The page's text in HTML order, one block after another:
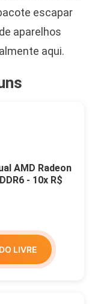
escapar
aparelhos
aqui.
AMD Radeon
- 10x R$
LIVRE